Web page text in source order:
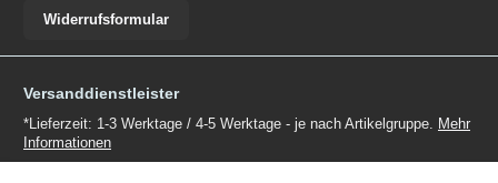
Widerrufsformular
Versanddienstleister
*Lieferzeit: 1-3 Werktage / 4-5 Werktage - je nach Artikelgruppe. Mehr
Informationen